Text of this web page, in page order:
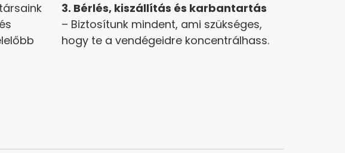
3. Bérlés, kiszállítás és karbantartás
– Biztosítunk mindent, ami szükséges,
hogy te a vendégeidre koncentrálhass.